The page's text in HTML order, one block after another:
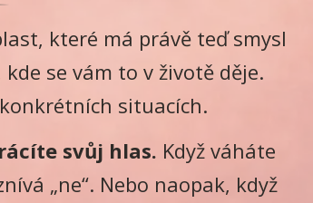
které má právě teď smysl
se vám to v životě děje.
situacích.
svůj hlas. Když váháte
„ne“. Nebo naopak, když